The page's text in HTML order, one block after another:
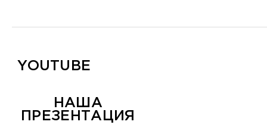
YOUTUBE
НАША
ПРЕЗЕНТАЦИЯ